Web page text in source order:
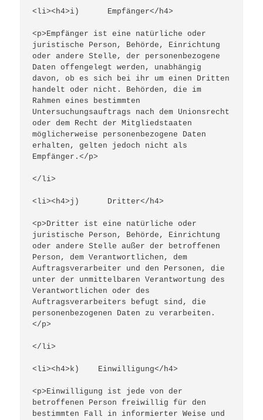
<li><h4>i)      Empfänger</h4>
<p>Empfänger ist eine natürliche oder
juristische Person, Behörde, Einrichtung
oder andere Stelle, der personenbezogene
Daten offengelegt werden, unabhängig
davon, ob es sich bei ihr um einen Dritten
handelt oder nicht. Behörden, die im
Rahmen eines bestimmten
Untersuchungsauftrags nach dem Unionsrecht
oder dem Recht der Mitgliedstaaten
möglicherweise personenbezogene Daten
erhalten, gelten jedoch nicht als
Empfänger.</p>
</li>
<li><h4>j)      Dritter</h4>
<p>Dritter ist eine natürliche oder
juristische Person, Behörde, Einrichtung
oder andere Stelle außer der betroffenen
Person, dem Verantwortlichen, dem
Auftragsverarbeiter und den Personen, die
unter der unmittelbaren Verantwortung des
Verantwortlichen oder des
Auftragsverarbeiters befugt sind, die
personenbezogenen Daten zu verarbeiten.
</p>
</li>
<li><h4>k)    Einwilligung</h4>
<p>Einwilligung ist jede von der
betroffenen Person freiwillig für den
bestimmten Fall in informierter Weise und